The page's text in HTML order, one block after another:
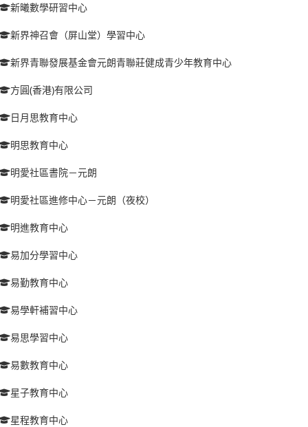
新曦數學研習中心
新界神召會（屏山堂）學習中心
新界青聯發展基金會元朗青聯莊健成青少年教育中心
方圓(香港)有限公司
日月思教育中心
明思教育中心
明愛社區書院－元朗
明愛社區進修中心－元朗（夜校）
明進教育中心
易加分學習中心
易勤教育中心
易學軒補習中心
易思學習中心
易數教育中心
星子教育中心
星程教育中心